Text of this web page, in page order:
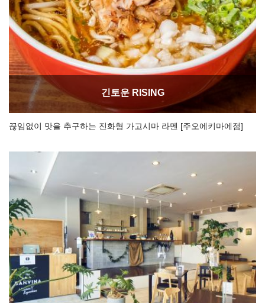
긴토운 RISING
끊임없이 맛을 추구하는 진화형 가고시마 라멘 [주오에키마에점]